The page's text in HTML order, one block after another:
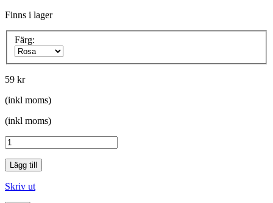
Finns i lager
Färg:
59 kr
(inkl moms)
(inkl moms)
Lägg till
Skriv ut